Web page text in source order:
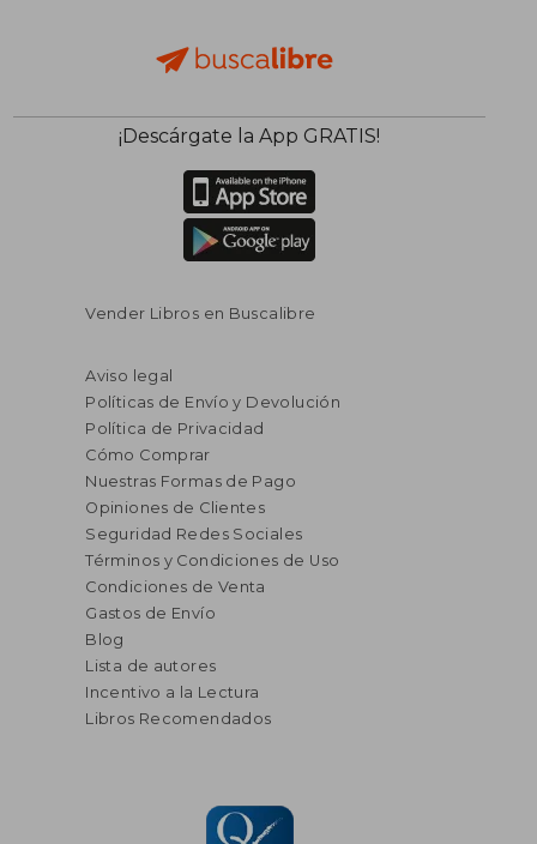
¡Descárgate la App GRATIS!
Vender Libros en Buscalibre
Aviso legal
Políticas de Envío y Devolución
Política de Privacidad
Cómo Comprar
Nuestras Formas de Pago
Opiniones de Clientes
Seguridad Redes Sociales
Términos y Condiciones de Uso
Condiciones de Venta
Gastos de Envío
Blog
Lista de autores
Incentivo a la Lectura
Libros Recomendados